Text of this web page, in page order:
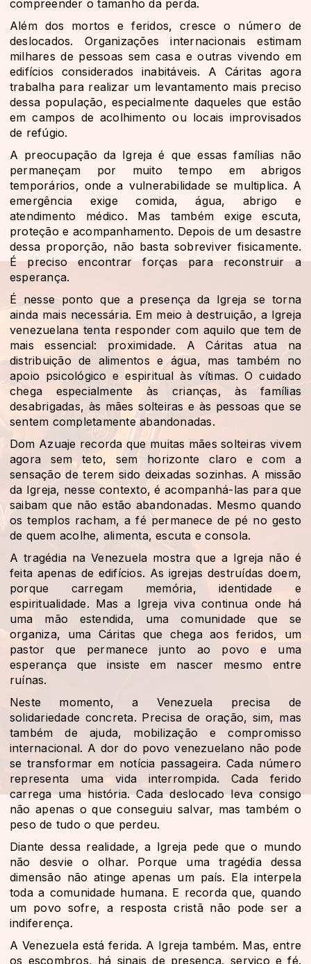
compreender o tamanho da perda.
Além dos mortos e feridos, cresce o número de
deslocados. Organizações internacionais estimam
milhares de pessoas sem casa e outras vivendo em
edifícios considerados inabitáveis. A Cáritas agora
trabalha para realizar um levantamento mais preciso
dessa população, especialmente daqueles que estão
em campos de acolhimento ou locais improvisados
de refúgio.
A preocupação da Igreja é que essas famílias não
permaneçam por muito tempo em abrigos
temporários, onde a vulnerabilidade se multiplica. A
emergência exige comida, água, abrigo e
atendimento médico. Mas também exige escuta,
proteção e acompanhamento. Depois de um desastre
dessa proporção, não basta sobreviver fisicamente.
É preciso encontrar forças para reconstruir a
esperança.
É nesse ponto que a presença da Igreja se torna
ainda mais necessária. Em meio à destruição, a Igreja
venezuelana tenta responder com aquilo que tem de
mais essencial: proximidade. A Cáritas atua na
distribuição de alimentos e água, mas também no
apoio psicológico e espiritual às vítimas. O cuidado
chega especialmente às crianças, às famílias
desabrigadas, às mães solteiras e às pessoas que se
sentem completamente abandonadas.
Dom Azuaje recorda que muitas mães solteiras vivem
agora sem teto, sem horizonte claro e com a
sensação de terem sido deixadas sozinhas. A missão
da Igreja, nesse contexto, é acompanhá-las para que
saibam que não estão abandonadas. Mesmo quando
os templos racham, a fé permanece de pé no gesto
de quem acolhe, alimenta, escuta e consola.
A tragédia na Venezuela mostra que a Igreja não é
feita apenas de edifícios. As igrejas destruídas doem,
porque carregam memória, identidade e
espiritualidade. Mas a Igreja viva continua onde há
uma mão estendida, uma comunidade que se
organiza, uma Cáritas que chega aos feridos, um
pastor que permanece junto ao povo e uma
esperança que insiste em nascer mesmo entre
ruínas.
Neste momento, a Venezuela precisa de
solidariedade concreta. Precisa de oração, sim, mas
também de ajuda, mobilização e compromisso
internacional. A dor do povo venezuelano não pode
se transformar em notícia passageira. Cada número
representa uma vida interrompida. Cada ferido
carrega uma história. Cada deslocado leva consigo
não apenas o que conseguiu salvar, mas também o
peso de tudo o que perdeu.
Diante dessa realidade, a Igreja pede que o mundo
não desvie o olhar. Porque uma tragédia dessa
dimensão não atinge apenas um país. Ela interpela
toda a comunidade humana. E recorda que, quando
um povo sofre, a resposta cristã não pode ser a
indiferença.
A Venezuela está ferida. A Igreja também. Mas, entre
os escombros, há sinais de presença, serviço e fé.